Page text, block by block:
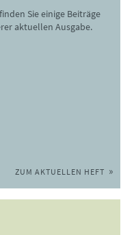
Sie einige Beiträge
aktuellen Ausgabe.
ZUM AKTUELLEN HEFT